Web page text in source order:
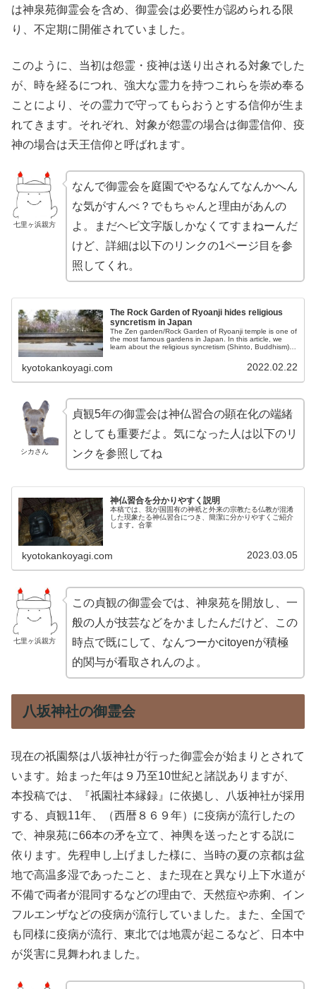
は神泉苑御霊会を含め、御霊会は必要性が認められる限
り、不定期に開催されていました。
このように、当初は怨霊・疫神は送り出される対象でした
が、時を経るにつれ、強大な霊力を持つこれらを崇め奉る
ことにより、その霊力で守ってもらおうとする信仰が生ま
れてきます。それぞれ、対象が怨霊の場合は御霊信仰、疫
神の場合は天王信仰と呼ばれます。
七里ヶ浜親方
なんで御霊会を庭園でやるなんてなんかへん
な気がすんべ？でもちゃんと理由があんの
よ。まだヘビ文字版しかなくてすまねーんだ
けど、詳細は以下のリンクの1ページ目を参
照してくれ。
The Rock Garden of Ryoanji hides religious
syncretism in Japan
The Zen garden/Rock Garden of Ryoanji temple is one of
the most famous gardens in Japan. In this article, we
learn about the religious syncretism (Shinto, Buddhism) it
kyotokankoyagi.com 2022.02.22
シカさん
貞観5年の御霊会は神仏習合の顕在化の端緒
としても重要だよ。気になった人は以下のリ
ンクを参照してね
神仏習合を分かりやすく説明
本稿では、我が国固有の神祇と外来の宗教たる仏教が混淆
した現象たる神仏習合につき、簡潔に分かりやすくご紹介
します。合掌
kyotokankoyagi.com 2023.03.05
七里ヶ浜親方
この貞観の御霊会では、神泉苑を開放し、一
般の人が技芸などをかましたんだけど、この
時点で既にして、なんつーかcitoyenが積極
的関与が看取されんのよ。
八坂神社の御霊会
現在の祇園祭は八坂神社が行った御霊会が始まりとされて
います。始まった年は９乃至10世紀と諸説ありますが、
本投稿では、『祇園社本縁録』に依拠し、八坂神社が採用
する、貞観11年、（西暦８６９年）に疫病が流行したの
で、神泉苑に66本の矛を立て、神輿を送ったとする説に
依ります。先程申し上げました様に、当時の夏の京都は盆
地で高温多湿であったこと、また現在と異なり上下水道が
不備で両者が混同するなどの理由で、天然痘や赤痢、イン
フルエンザなどの疫病が流行していました。また、全国で
も同様に疫病が流行、東北では地震が起こるなど、日本中
が災害に見舞われました。